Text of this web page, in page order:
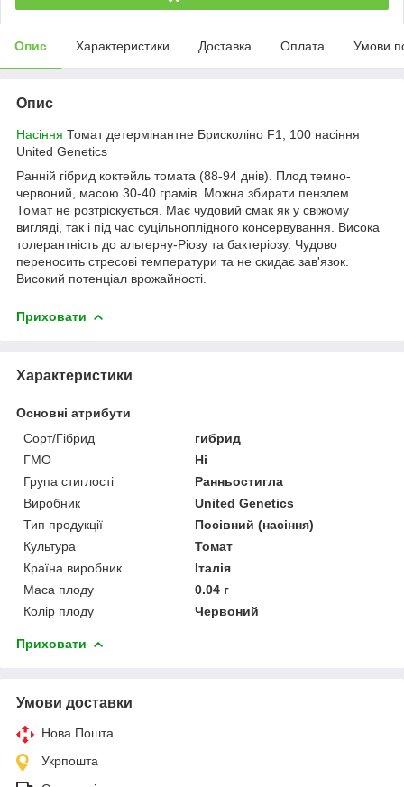
Опис Характеристики Доставка Оплата Умови
Опис
Насіння Томат детермінантне Брисколіно F1, 100 насіння
United Genetics
Ранній гібрид коктейль томата (88-94 днів). Плод темно-
червоний, масою 30-40 грамів. Можна збирати пензлем.
Томат не розтріскується. Має чудовий смак як у свіжому
вигляді, так і під час суцільноплідного консервування. Висока
толерантність до альтерну-Ріозу та бактеріозу. Чудово
переносить стресові температури та не скидає зав'язок.
Високий потенціал врожайності.
Приховати
Характеристики
Основні атрибути
Сорт/Гібрид
гибрид
ГМО
Ні
Група стиглості
Ранньостигла
Виробник
United Genetics
Тип продукції
Посівний (насіння)
Культура
Томат
Країна виробник
Італія
Маса плоду
0.04 г
Колір плоду
Червоний
Приховати
Умови доставки
Нова Пошта
Укрпошта